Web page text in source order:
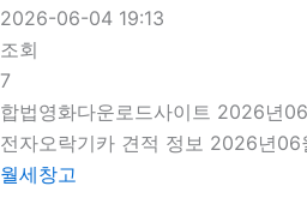
기
2026-06-04 19:13
조회
7
합법영화다운로드사이트 2026년
전자오락기카 견적 정보 2026년06
월세창고